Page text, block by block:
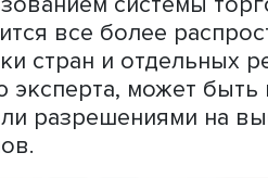
2021 года в
парниковых
выбросов